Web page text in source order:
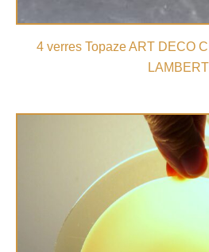
4 verres Topaze ART DECO
LAMBERT